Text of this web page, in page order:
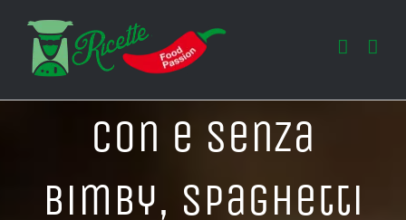
contenuto
Con e Senza
Bimby, Spaghetti